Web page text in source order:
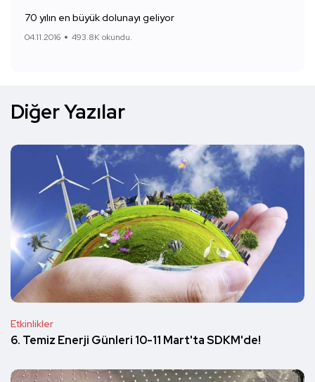
70 yılın en büyük dolunayı geliyor
04.11.2016 493.8K okundu.
Diğer Yazılar
Etkinlikler
6. Temiz Enerji Günleri 10-11 Mart'ta SDKM'de!